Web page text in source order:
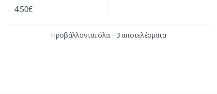
4.50€
Προβάλλονται όλα - 3 αποτελέσματα